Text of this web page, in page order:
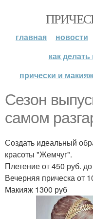
главная новости
как
прически и
Сезон
самом
Создать идеальный
красоты "Жемчуг".
Плетение от 450 руб.
Вечерняя прическа от
Макияж 1300 руб